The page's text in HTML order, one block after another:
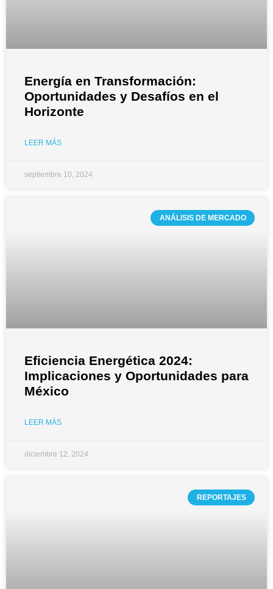
Energía en Transformación:
Oportunidades y Desafíos en el
Horizonte
LEER MÁS
septiembre 10, 2024
ANÁLISIS DE MERCADO
Eficiencia Energética 2024:
Implicaciones y Oportunidades para
México
LEER MÁS
diciembre 12, 2024
REPORTAJES